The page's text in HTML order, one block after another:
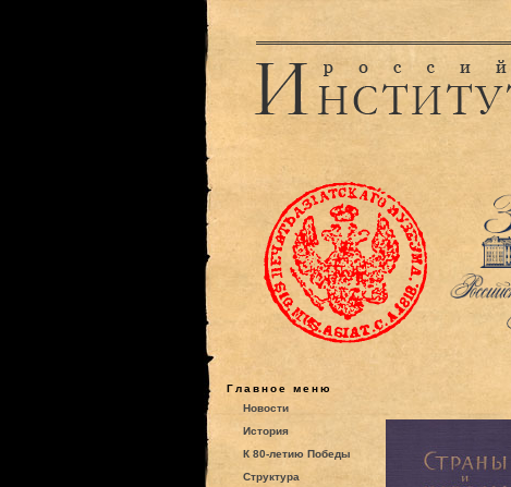
Главное меню
Новости
История
К 80-летию Победы
Структура